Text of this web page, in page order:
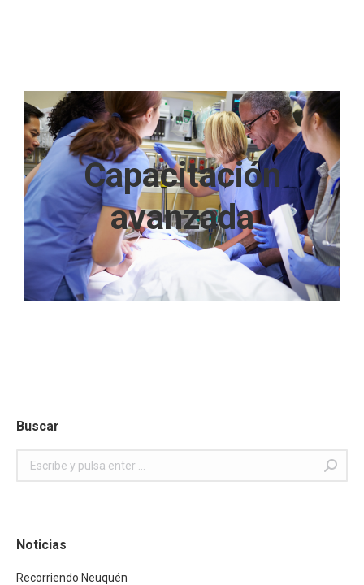
Capacitación
avanzada
Capacitación
avanzada
Click Aquí
Buscar
Buscar:
Noticias
Recorriendo Neuquén